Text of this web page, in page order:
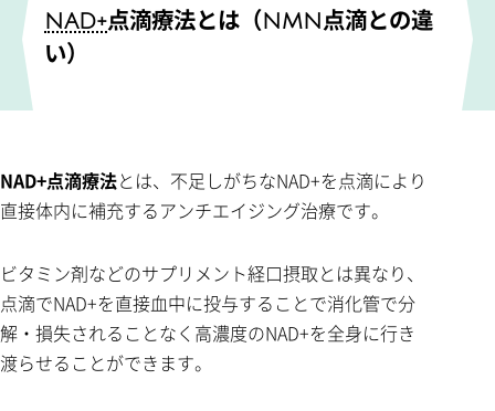
NAD+点滴療法とは（NMN点滴との違
い）
NAD+点滴療法とは、不足しがちなNAD+を点滴により
直接体内に補充するアンチエイジング治療です。
ビタミン剤などのサプリメント経口摂取とは異なり、
点滴でNAD+を直接血中に投与することで消化管で分
解・損失されることなく高濃度のNAD+を全身に行き
渡らせることができます。